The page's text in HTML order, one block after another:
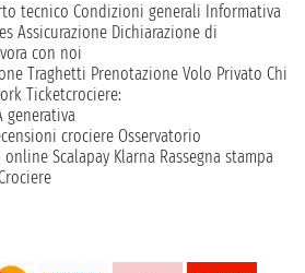
tecnico Condizioni generali Informativa
Assicurazione Dichiarazione di
con noi
Traghetti Prenotazione Volo Privato Chi
Ticketcrociere:
generativa
crociere Osservatorio
online Scalapay Klarna Rassegna stampa